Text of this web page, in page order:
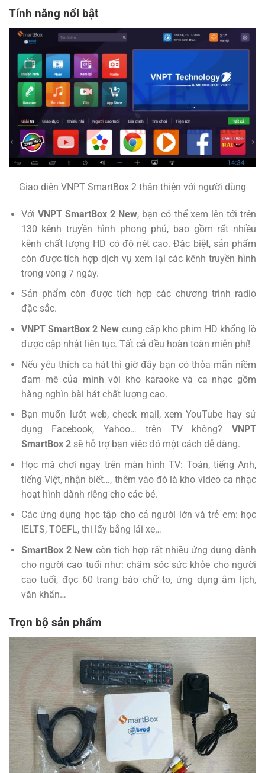
Tính năng nổi bật
Giao diện VNPT SmartBox 2 thân thiện với người dùng
Với VNPT SmartBox 2 New, bạn có thể xem lên tới trên
130 kênh truyền hình phong phú, bao gồm rất nhiều
kênh chất lượng HD có độ nét cao. Đặc biệt, sản phẩm
còn được tích hợp dịch vụ xem lại các kênh truyền hình
trong vòng 7 ngày.
Sản phẩm còn được tích hợp các chương trình radio
đặc sắc.
VNPT SmartBox 2 New cung cấp kho phim HD khổng lồ
được cập nhật liên tục. Tất cả đều hoàn toàn miễn phí!
Nếu yêu thích ca hát thì giờ đây bạn có thỏa mãn niềm
đam mê của mình với kho karaoke và ca nhạc gồm
hàng nghìn bài hát chất lượng cao.
Bạn muốn lướt web, check mail, xem YouTube hay sử
dụng Facebook, Yahoo… trên TV không? VNPT
SmartBox 2sẽ hỗ trợ bạn việc đó một cách dễ dàng.
Học mà chơi ngay trên màn hình TV: Toán, tiếng Anh,
tiếng Việt, nhận biết…, thêm vào đó là kho video ca nhạc
hoạt hình dành riêng cho các bé.
Các ứng dụng học tập cho cả người lớn và trẻ em: học
IELTS, TOEFL, thi lấy bằng lái xe…
SmartBox 2 New còn tích hợp rất nhiều ứng dụng dành
cho người cao tuổi như: chăm sóc sức khỏe cho người
cao tuổi, đọc 60 trang báo chữ to, ứng dụng âm lịch,
văn khấn…
Trọn bộ sản phẩm